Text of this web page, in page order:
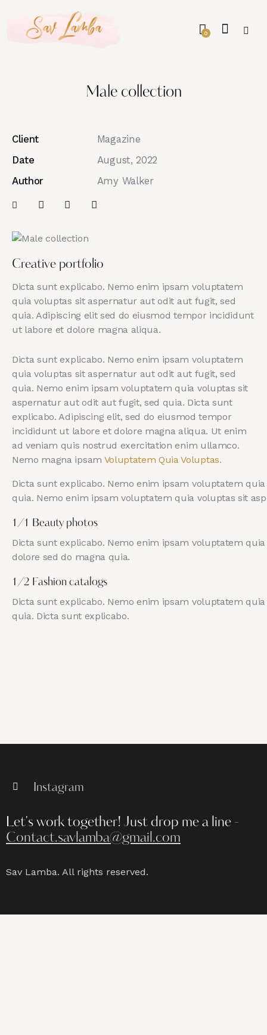
0
Male collection
Client
Magazine
Date
August, 2022
Author
Amy Walker
Creative portfolio
Dicta sunt explicabo. Nemo enim ipsam voluptatem
quia voluptas sit aspernatur aut odit aut fugit, sed
quia. Adipiscing elit sed do eiusmod tempor incididunt
ut labore et dolore magna aliqua.
Dicta sunt explicabo. Nemo enim ipsam voluptatem
quia voluptas sit aspernatur aut odit aut fugit, sed
quia. Nemo enim ipsam voluptatem quia voluptas sit
aspernatur aut odit aut fugit, sed quia. Dicta sunt
explicabo. Adipiscing elit, sed do eiusmod tempor
incididunt ut labore et dolore magna aliqua. Ut enim
ad veniam quis nostrud exercitation enim ullamco.
Nemo magna ipsam Voluptatem Quia Voluptas.
Dicta sunt explicabo. Nemo enim ipsam voluptatem
quia. Nemo enim ipsam voluptatem quia voluptas sit
1/1 Beauty photos
Dicta sunt explicabo. Nemo enim ipsam voluptatem
dolore sed do magna quia.
1/2 Fashion catalogs
Dicta sunt explicabo. Nemo enim ipsam voluptatem
quia. Dicta sunt explicabo.
Instagram
Let's work together! Just drop me a line -
Contact.savlamba@gmail.com
Sav Lamba. All rights reserved.